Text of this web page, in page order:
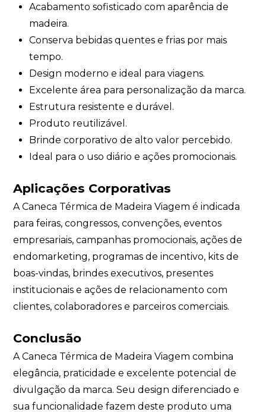
Acabamento sofisticado com aparência de
madeira.
Conserva bebidas quentes e frias por mais
tempo.
Design moderno e ideal para viagens.
Excelente área para personalização da marca.
Estrutura resistente e durável.
Produto reutilizável.
Brinde corporativo de alto valor percebido.
Ideal para o uso diário e ações promocionais.
Aplicações Corporativas
A Caneca Térmica de Madeira Viagem é indicada
para feiras, congressos, convenções, eventos
empresariais, campanhas promocionais, ações de
endomarketing, programas de incentivo, kits de
boas-vindas, brindes executivos, presentes
institucionais e ações de relacionamento com
clientes, colaboradores e parceiros comerciais.
Conclusão
A Caneca Térmica de Madeira Viagem combina
elegância, praticidade e excelente potencial de
divulgação da marca. Seu design diferenciado e
sua funcionalidade fazem deste produto uma